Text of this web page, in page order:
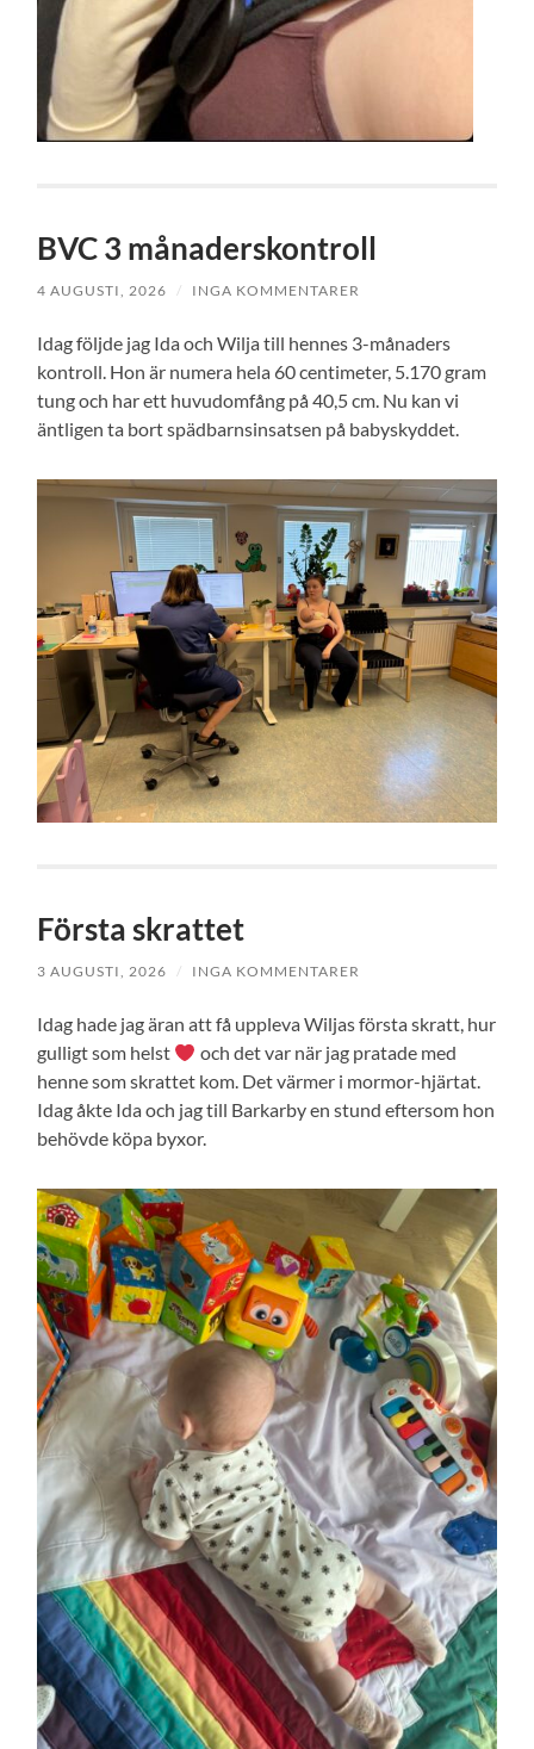
BVC 3 månaderskontroll
4 AUGUSTI, 2026 / INGA KOMMENTARER
Idag följde jag Ida och Wilja till hennes 3-månaders
kontroll. Hon är numera hela 60 centimeter, 5.170 gram
tung och har ett huvudomfång på 40,5 cm. Nu kan vi
äntligen ta bort spädbarnsinsatsen på babyskyddet.
Första skrattet
3 AUGUSTI, 2026 / INGA KOMMENTARER
Idag hade jag äran att få uppleva Wiljas första skratt, hur
gulligt som helst
och det var när jag pratade med
henne som skrattet kom. Det värmer i mormor-hjärtat.
Idag åkte Ida och jag till Barkarby en stund eftersom hon
behövde köpa byxor.